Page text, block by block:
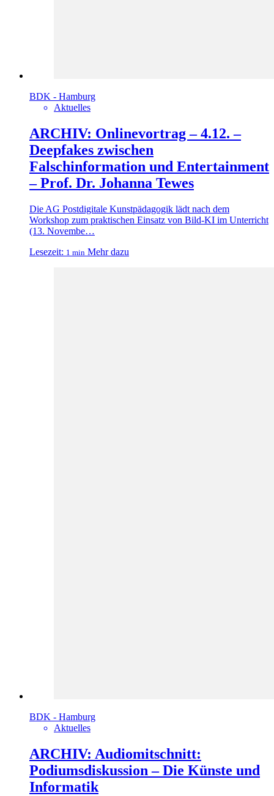
BDK - Hamburg
Aktuelles
ARCHIV: Onlinevortrag – 4.12. –
Deepfakes zwischen
Falschinformation und Entertainment
– Prof. Dr. Johanna Tewes
Die AG Postdigitale Kunstpädagogik lädt nach dem
Workshop zum praktischen Einsatz von Bild-KI im Unterricht
(13. Novembe…
Lesezeit: 1 min Mehr dazu
BDK - Hamburg
Aktuelles
ARCHIV: Audiomitschnitt:
Podiumsdiskussion – Die Künste und
Informatik